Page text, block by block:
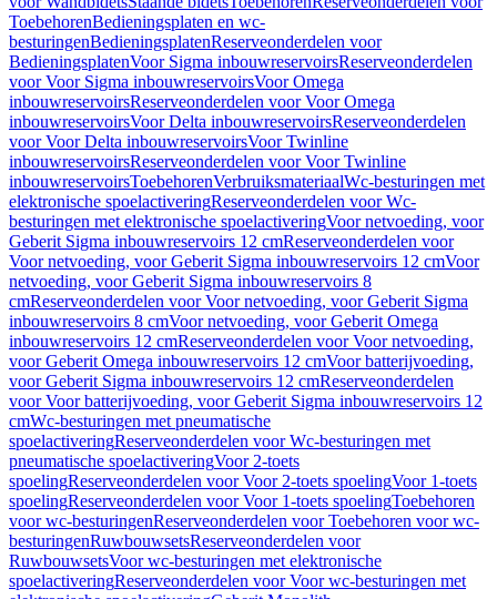
ToebehorenBedieningsplaten en wc-
besturingenBedieningsplatenReserveonderdelen voor
BedieningsplatenVoor Sigma inbouwreservoirsReserveonderdelen
voor Voor Sigma inbouwreservoirsVoor Omega
inbouwreservoirsReserveonderdelen voor Voor Omega
inbouwreservoirsVoor Delta inbouwreservoirsReserveonderdelen
voor Voor Delta inbouwreservoirsVoor Twinline
inbouwreservoirsReserveonderdelen voor Voor Twinline
inbouwreservoirsToebehorenVerbruiksmateriaalWc-besturingen met
elektronische spoelactiveringReserveonderdelen voor Wc-
besturingen met elektronische spoelactiveringVoor netvoeding, voor
Geberit Sigma inbouwreservoirs 12 cmReserveonderdelen voor
Voor netvoeding, voor Geberit Sigma inbouwreservoirs 12 cmVoor
netvoeding, voor Geberit Sigma inbouwreservoirs 8
cmReserveonderdelen voor Voor netvoeding, voor Geberit Sigma
inbouwreservoirs 8 cmVoor netvoeding, voor Geberit Omega
inbouwreservoirs 12 cmReserveonderdelen voor Voor netvoeding,
voor Geberit Omega inbouwreservoirs 12 cmVoor batterijvoeding,
voor Geberit Sigma inbouwreservoirs 12 cmReserveonderdelen
voor Voor batterijvoeding, voor Geberit Sigma inbouwreservoirs 12
cmWc-besturingen met pneumatische
spoelactiveringReserveonderdelen voor Wc-besturingen met
pneumatische spoelactiveringVoor 2-toets
spoelingReserveonderdelen voor Voor 2-toets spoelingVoor 1-toets
spoelingReserveonderdelen voor Voor 1-toets spoelingToebehoren
voor wc-besturingenReserveonderdelen voor Toebehoren voor wc-
besturingenRuwbouwsetsReserveonderdelen voor
RuwbouwsetsVoor wc-besturingen met elektronische
spoelactiveringReserveonderdelen voor Voor wc-besturingen met